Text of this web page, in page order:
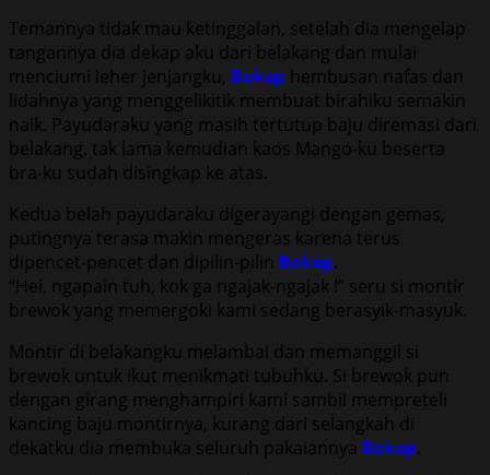
Temannya tidak mau ketinggalan, setelah dia mengelap
tangannya dia dekap aku dari belakang dan mulai
menciumi leher jenjangku, Bokep hembusan nafas dan
lidahnya yang menggelikitik membuat birahiku semakin
naik. Payudaraku yang masih tertutup baju diremasi dari
belakang, tak lama kemudian kaos Mango-ku beserta
bra-ku sudah disingkap ke atas.
Kedua belah payudaraku digerayangi dengan gemas,
putingnya terasa makin mengeras karena terus
dipencet-pencet dan dipilin-pilin Bokep.
“Hei, ngapain tuh, kok ga ngajak-ngajak !” seru si montir
brewok yang memergoki kami sedang berasyik-masyuk.
Montir di belakangku melambai dan memanggil si
brewok untuk ikut menikmati tubuhku. Si brewok pun
dengan girang menghampiri kami sambil mempreteli
kancing baju montirnya, kurang dari selangkah di
dekatku dia membuka seluruh pakaiannya Bokep.